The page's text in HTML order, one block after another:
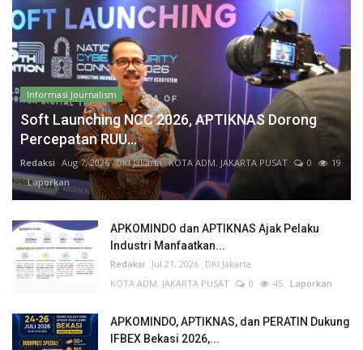
Informasi Journalism
Soft Launching NCC 2026, APTIKNAS Dorong
Percepatan RUU...
Redaksi Aug 7, 2026 DKI Jakarta KOTA ADM. JAKARTA PUSAT 0
19
Laporkan
APKOMINDO dan APTIKNAS Ajak Pelaku
Industri Manfaatkan...
Redaksi Jul 21, 2026 DKI Jakarta
KOTA ADM. JAKARTA PUSAT
0 45 Laporkan
APKOMINDO, APTIKNAS, dan PERATIN Dukung
IFBEX Bekasi 2026,...